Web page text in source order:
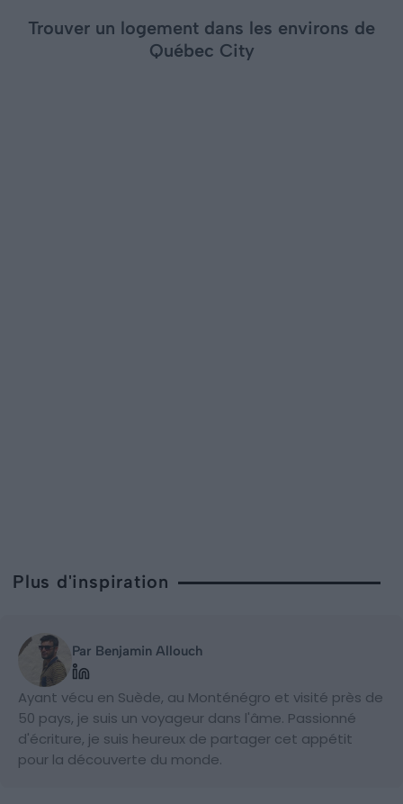
Trouver un logement dans les environs de
Québec City
Plus d'inspiration
Par Benjamin Allouch
Ayant vécu en Suède, au Monténégro et visité près de
50 pays, je suis un voyageur dans l'âme. Passionné
d'écriture, je suis heureux de partager cet appétit
pour la découverte du monde.